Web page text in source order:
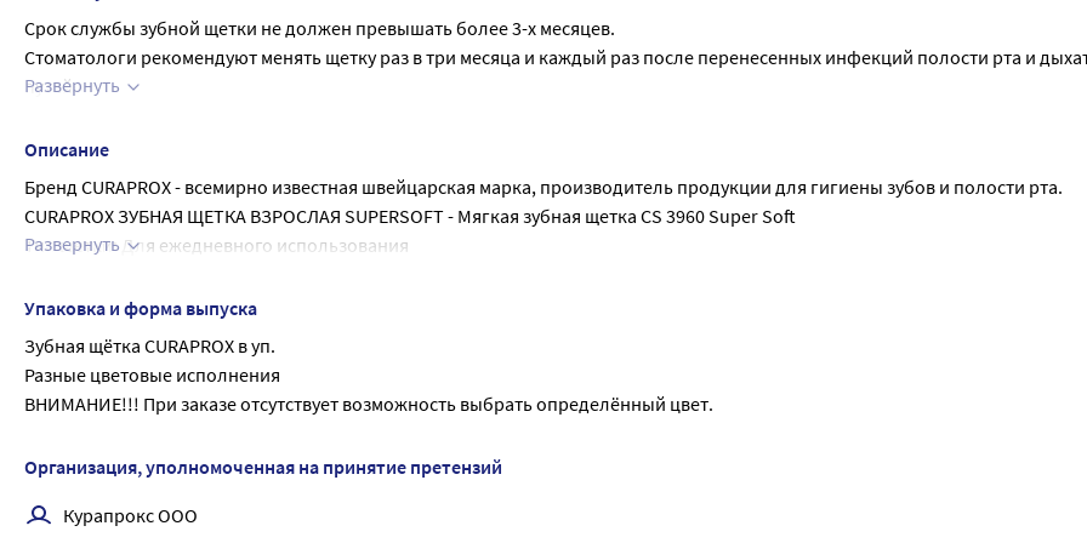
Срок службы зубной щетки не должен превышать более 3-х месяцев.
Стоматологи рекомендуют менять щетку раз в три месяца и каждый раз после перенесенных инфекций полости рта и
путей.
Хранить в вертикальном положении, рабочей частью вверх!
Развернуть
Описание
Бренд CURAPROX - всемирно известная швейцарская марка, производитель продукции для гигиены зубов и полости рта.
CURAPROX ЗУБНАЯ ЩЕТКА ВЗРОСЛАЯ SUPERSOFT - Мягкая зубная щетка CS 3960 Super Soft
Тип щетки: Для ежедневного использования
Жёсткость щетины: супермягкая
Материал: Полиэстровое волокно
Щетка содержит 3960 щетинок.
Толщина щетинок: 0,12 мм
Цвет щетины: разные цветовые исполнения
Цвет ручки: разные цветовые исполнения
Разные цветовые исполнения щетины и ручки зубной щётки
Развернуть
Упаковка и форма выпуска
Зубная щётка CURAPROX в уп.
Разные цветовые исполнения
ВНИМАНИЕ!!! При заказе отсутствует возможность выбрать определённый цвет.
Организация, уполномоченная на принятие претензий
Курапрокс ООО